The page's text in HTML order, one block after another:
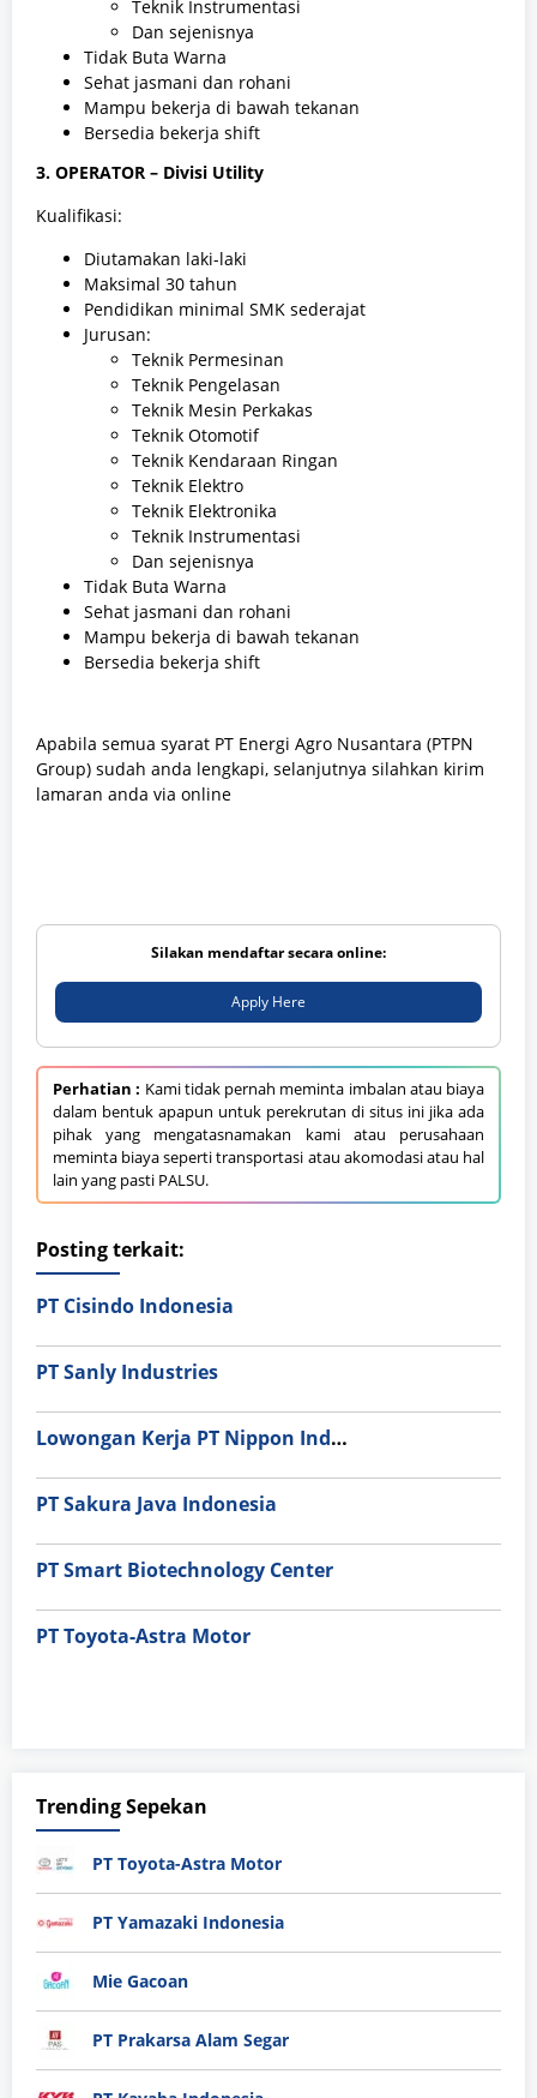
Teknik Instrumentasi
Dan sejenisnya
Tidak Buta Warna
Sehat jasmani dan rohani
Mampu bekerja di bawah tekanan
Bersedia bekerja shift
3. OPERATOR – Divisi Utility
Kualifikasi:
Diutamakan laki-laki
Maksimal 30 tahun
Pendidikan minimal SMK sederajat
Jurusan:
Teknik Permesinan
Teknik Pengelasan
Teknik Mesin Perkakas
Teknik Otomotif
Teknik Kendaraan Ringan
Teknik Elektro
Teknik Elektronika
Teknik Instrumentasi
Dan sejenisnya
Tidak Buta Warna
Sehat jasmani dan rohani
Mampu bekerja di bawah tekanan
Bersedia bekerja shift
Apabila semua syarat PT Energi Agro Nusantara (PTPN
Group) sudah anda lengkapi, selanjutnya silahkan kirim
lamaran anda via online
Silakan mendaftar secara online:
Apply Here
Perhatian : Kami tidak pernah meminta imbalan atau biaya
dalam bentuk apapun untuk perekrutan di situs ini jika ada
pihak yang mengatasnamakan kami atau perusahaan
meminta biaya seperti transportasi atau akomodasi atau hal
lain yang pasti PALSU.
Posting terkait:
PT Cisindo Indonesia
PT Sanly Industries
Lowongan Kerja PT Nippon Indosari Corpindo Tbk. Bulan Agustus 2026
PT Sakura Java Indonesia
PT Smart Biotechnology Center
PT Toyota-Astra Motor
Trending Sepekan
PT Toyota-Astra Motor
PT Yamazaki Indonesia
Mie Gacoan
PT Prakarsa Alam Segar